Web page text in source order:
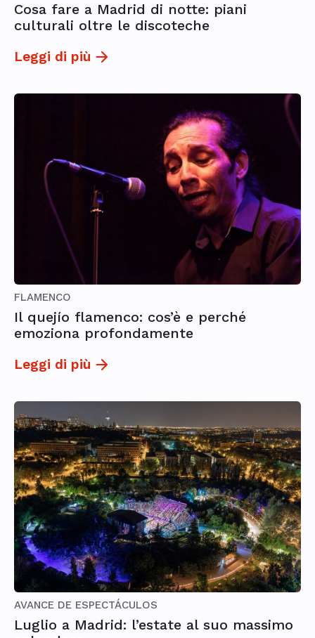
Cosa fare a Madrid di notte: piani
culturali oltre le discoteche
Leggi di più
FLAMENCO
Il quejío flamenco: cos’è e perché
emoziona profondamente
Leggi di più
AVANCE DE ESPECTÁCULOS
Luglio a Madrid: l’estate al suo massimo